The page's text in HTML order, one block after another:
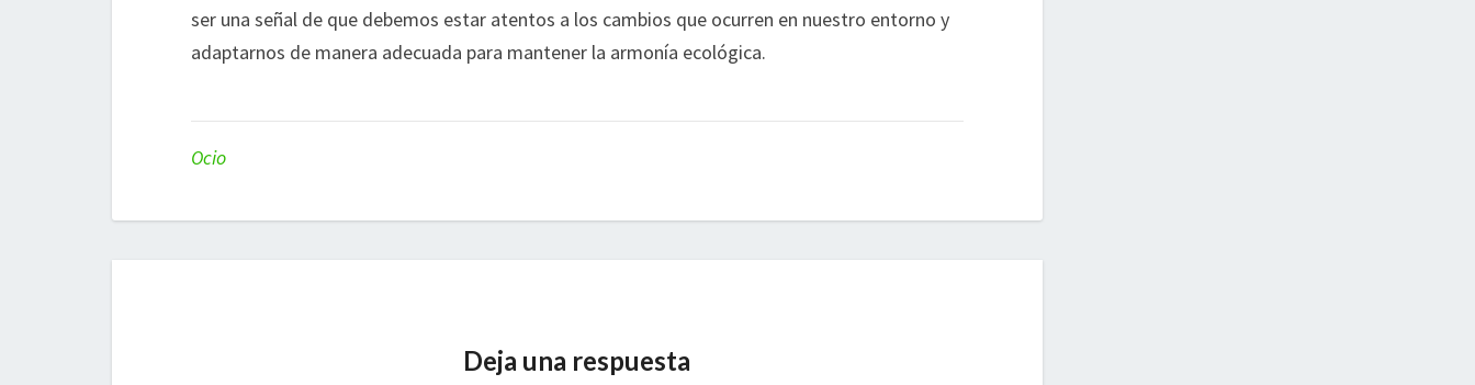
ser una señal de que debemos estar atentos a los cambios que ocurren en nuestro entorno y
adaptarnos de manera adecuada para mantener la armonía ecológica.
Ocio
Deja una respuesta